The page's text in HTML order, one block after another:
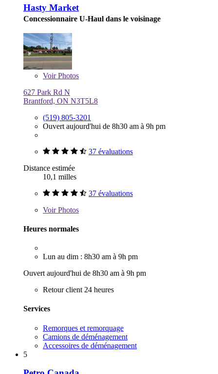
Hasty Market
Concessionnaire U-Haul dans le voisinage
VoirPhotos
627 Park Rd N
Brantford, ON N3T5L8
(519) 805-3201
Ouvert aujourd'hui de 8h30 am à 9h pm
37 évaluations
Distance estimée
10,1 milles
37 évaluations
VoirPhotos
Heures normales
Lun au dim : 8h30 am à 9h pm
Ouvert aujourd'hui de 8h30 am à 9h pm
Retour client 24 heures
Services
Remorques et remorquage
Camions de déménagement
Accessoires de déménagement
5